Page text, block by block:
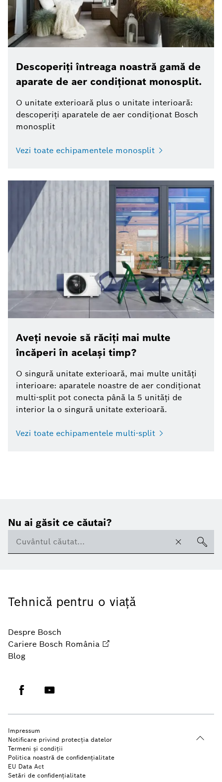
Descoperiți întreaga noastră gamă de
aparate de aer condiționat monosplit.
O unitate exterioară plus o unitate interioară:
descoperiți aparatele de aer condiționat Bosch
monosplit
Vezi toate echipamentele monosplit
Aveți nevoie să răciți mai multe
încăperi în același timp?
O singură unitate exterioară, mai multe unități
interioare: aparatele noastre de aer condiționat
multi-split pot conecta până la 5 unități de
interior la o singură unitate exterioară.
Vezi toate echipamentele multi-split
Nu ai găsit ce căutai?
Tehnică pentru o viaţă
Despre Bosch
Cariere Bosch România
Blog
Impressum
Notificare privind protecția datelor
Termeni şi condiţii
Politica noastră de confidenţialitate
EU Data Act
Setări de confidențialitate